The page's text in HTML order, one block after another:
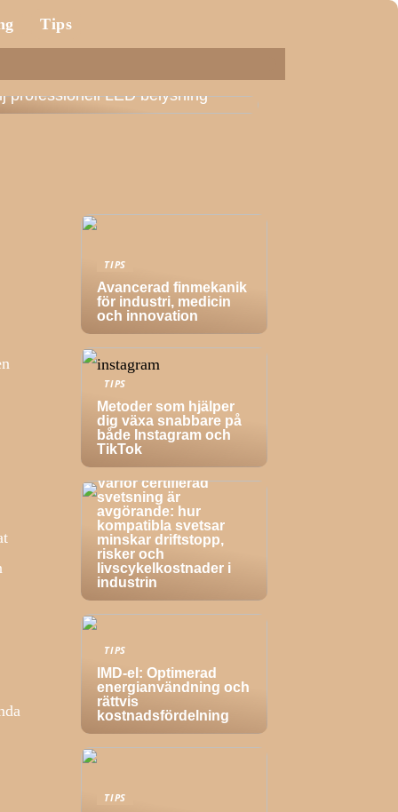
Tips
professionell LED belysning
TIPS
Avancerad finmekanik
för industri, medicin
och innovation
TIPS
Metoder som hjälper
dig växa snabbare på
både Instagram och
TikTok
Varför certifierad
svetsning är
avgörande: hur
kompatibla svetsar
minskar driftstopp,
risker och
livscykelkostnader i
industrin
TIPS
IMD-el: Optimerad
energianvändning och
rättvis
kostnadsfördelning
TIPS